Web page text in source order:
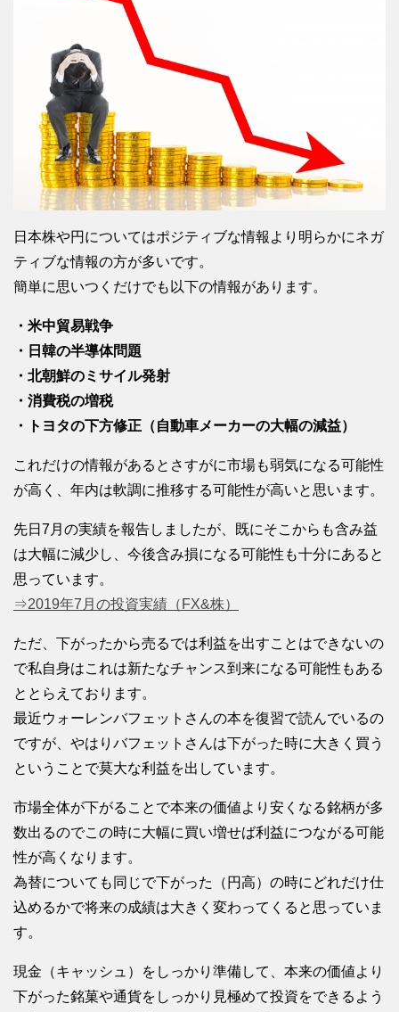
日本株や円についてはポジティブな情報より明らかにネガ
ティブな情報の方が多いです。
簡単に思いつくだけでも以下の情報があります。
・米中貿易戦争
・日韓の半導体問題
・北朝鮮のミサイル発射
・消費税の増税
・トヨタの下方修正（自動車メーカーの大幅の減益）
これだけの情報があるとさすがに市場も弱気になる可能性
が高く、年内は軟調に推移する可能性が高いと思います。
先日7月の実績を報告しましたが、既にそこからも含み益
は大幅に減少し、今後含み損になる可能性も十分にあると
思っています。
⇒2019年7月の投資実績（FX&株）
ただ、下がったから売るでは利益を出すことはできないの
で私自身はこれは新たなチャンス到来になる可能性もある
ととらえております。
最近ウォーレンバフェットさんの本を復習で読んでいるの
ですが、やはりバフェットさんは下がった時に大きく買う
ということで莫大な利益を出しています。
市場全体が下がることで本来の価値より安くなる銘柄が多
数出るのでこの時に大幅に買い増せば利益につながる可能
性が高くなります。
為替についても同じで下がった（円高）の時にどれだけ仕
込めるかで将来の成績は大きく変わってくると思っていま
す。
現金（キャッシュ）をしっかり準備して、本来の価値より
下がった銘菓や通貨をしっかり見極めて投資をできるよう